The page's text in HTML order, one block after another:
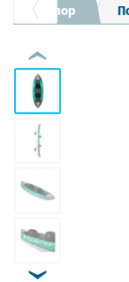
Обзор